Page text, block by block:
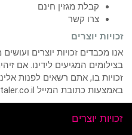
קבלת מגזין חינם
צרו קשר
זכויות יוצרים
אנו מכבדים זכויות יוצרים
בצילומים המגיעים לידינו. אם
זכויות בו, אתם רשאים לפנות
באמצעות כתובת המייל taler@taler.co.il
זכויות יוצרים